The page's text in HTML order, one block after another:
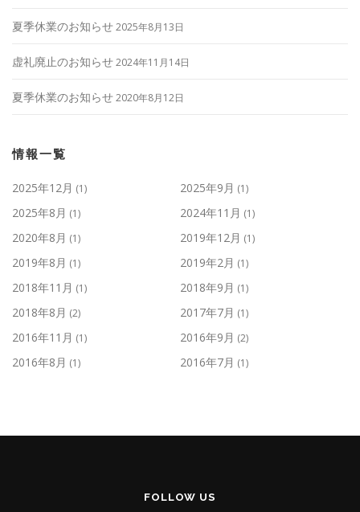
夏季休業のお知らせ2025年8月13日
虚礼廃止のお知らせ2024年11月14日
夏季休業のお知らせ2020年8月12日
情報一覧
2025年12月 (1) 2025年9月 (1)
2025年8月 (1) 2024年11月 (1)
2020年8月 (1) 2019年12月 (1)
2019年8月 (1) 2019年2月 (1)
2018年11月 (1) 2018年9月 (1)
2018年8月 (2) 2017年7月 (1)
2016年11月 (1) 2016年9月 (2)
2016年8月 (1) 2016年7月 (1)
FOLLOW US